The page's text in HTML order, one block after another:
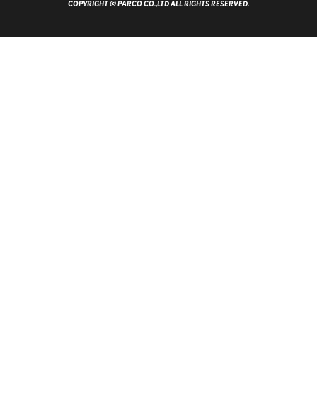
COPYRIGHT © PARCO CO.,LTD ALL RIGHTS RESERVED.